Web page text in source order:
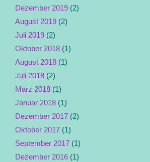
Dezember 2019 (2)
August 2019 (2)
Juli 2019 (2)
Oktober 2018 (1)
August 2018 (1)
Juli 2018 (2)
März 2018 (1)
Januar 2018 (1)
Dezember 2017 (2)
Oktober 2017 (1)
September 2017 (1)
Dezember 2016 (1)